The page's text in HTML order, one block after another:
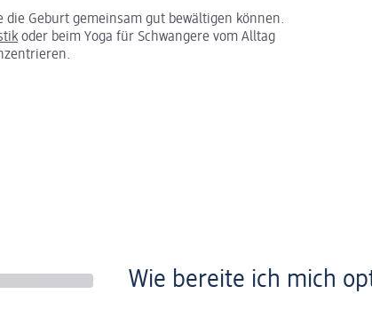
Geburt gemeinsam gut bewältigen können.
oder beim Yoga für Schwangere vom Alltag
Wie bereite ich mich